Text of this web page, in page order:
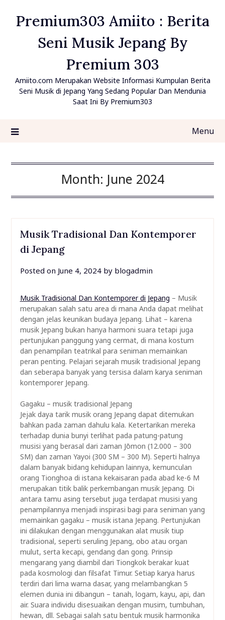
Premium303 Amiito : Berita
Seni Musik Jepang By
Premium 303
Amiito.com Merupakan Website Informasi Kumpulan Berita
Seni Musik di Jepang Yang Sedang Popular Dan Mendunia
Saat Ini By Premium303
Menu
Month: June 2024
Musik Tradisional Dan Kontemporer
di Jepang
Posted on June 4, 2024by blogadmin
Musik Tradisional Dan Kontemporer di Jepang – Musik
merupakan salah satu area di mana Anda dapat melihat
dengan jelas keunikan budaya Jepang. Lihat – karena
musik Jepang bukan hanya harmoni suara tetapi juga
pertunjukan panggung yang cermat, di mana kostum
dan penampilan teatrikal para seniman memainkan
peran penting. Pelajari sejarah musik tradisional Jepang
dan seberapa banyak yang tersisa dalam karya seniman
kontemporer Jepang.
Gagaku – musik tradisional Jepang
Jejak daya tarik musik orang Jepang dapat ditemukan
bahkan pada zaman dahulu kala. Ketertarikan mereka
terhadap dunia bunyi terlihat pada patung-patung
musisi yang berasal dari zaman Jōmon (12.000 – 300
SM) dan zaman Yayoi (300 SM – 300 M). Seperti halnya
dalam banyak bidang kehidupan lainnya, kemunculan
orang Tionghoa di istana kekaisaran pada abad ke-6 M
merupakan titik balik perkembangan musik Jepang. Di
antara tamu asing tersebut juga terdapat musisi yang
penampilannya menjadi inspirasi bagi para seniman yang
memainkan gagaku – musik istana Jepang. Pertunjukan
ini dilakukan dengan menggunakan alat musik tiup
tradisional, seperti seruling Jepang, obo atau organ
mulut, serta kecapi, gendang dan gong. Prinsip
mengarang yang diambil dari Tiongkok berakar kuat
pada kosmologi dan filsafat Timur. Setiap karya harus
terdiri dari lima warna dasar, yang melambangkan 5
elemen dunia ini dibangun – tanah, logam, kayu, api, dan
air. Suara individu disesuaikan dengan musim, tumbuhan,
hewan, dll. Sebagai salah satu bentuk musik harmonika